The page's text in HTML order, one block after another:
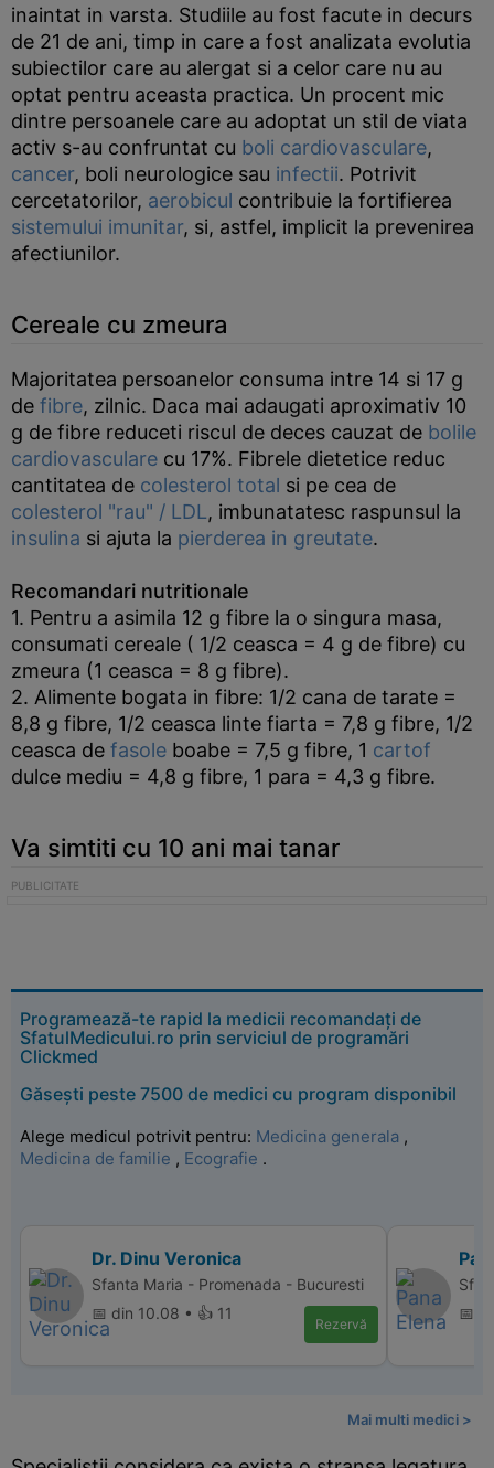
inaintat in varsta. Studiile au fost facute in decurs
de 21 de ani, timp in care a fost analizata evolutia
subiectilor care au alergat si a celor care nu au
optat pentru aceasta practica. Un procent mic
dintre persoanele care au adoptat un stil de viata
activ s-au confruntat cu boli cardiovasculare,
cancer, boli neurologice sau infectii. Potrivit
cercetatorilor, aerobicul contribuie la fortifierea
sistemului imunitar, si, astfel, implicit la prevenirea
afectiunilor.
Cereale cu zmeura
Majoritatea persoanelor consuma intre 14 si 17 g
de fibre, zilnic. Daca mai adaugati aproximativ 10
g de fibre reduceti riscul de deces cauzat de bolile
cardiovasculare cu 17%. Fibrele dietetice reduc
cantitatea de colesterol total si pe cea de
colesterol "rau" / LDL, imbunatatesc raspunsul la
insulina si ajuta la pierderea in greutate.
Recomandari nutritionale
1. Pentru a asimila 12 g fibre la o singura masa,
consumati cereale ( 1/2 ceasca = 4 g de fibre) cu
zmeura (1 ceasca = 8 g fibre).
2. Alimente bogata in fibre: 1/2 cana de tarate =
8,8 g fibre, 1/2 ceasca linte fiarta = 7,8 g fibre, 1/2
ceasca de fasole boabe = 7,5 g fibre, 1 cartof
dulce mediu = 4,8 g fibre, 1 para = 4,3 g fibre.
Va simtiti cu 10 ani mai tanar
Programează-te rapid la medicii recomandați de
SfatulMedicului.ro prin serviciul de programări
Clickmed
Găsești peste 7500 de medici cu program disponibil
Alege medicul potrivit pentru: Medicina generala ,
Medicina de familie , Ecografie .
Dr. Dinu Veronica
Sfanta Maria - Promenada - Bucuresti
📅 din 10.08 • 👍 11
Rezervă
📅
Mai multi medici >